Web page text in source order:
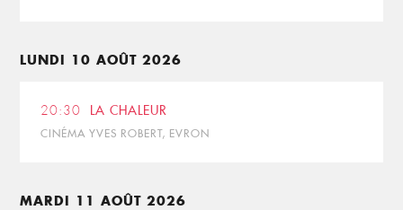
LUNDI 10 AOÛT 2026
20:30 LA CHALEUR
CINÉMA YVES ROBERT, EVRON
MARDI 11 AOÛT 2026